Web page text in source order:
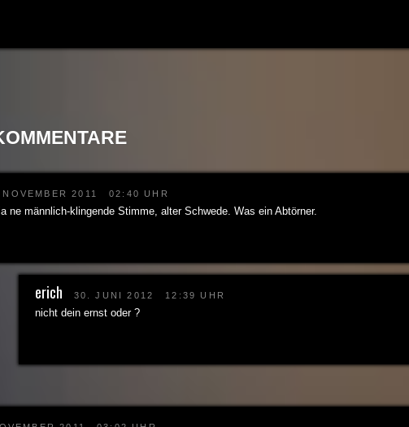
2011 02:40 UHR
ne männlich-klingende Stimme, alter Schwede. Was ein Abtörner.
erich 30. JUNI 2012 12:39 UHR
nicht dein ernst oder ?